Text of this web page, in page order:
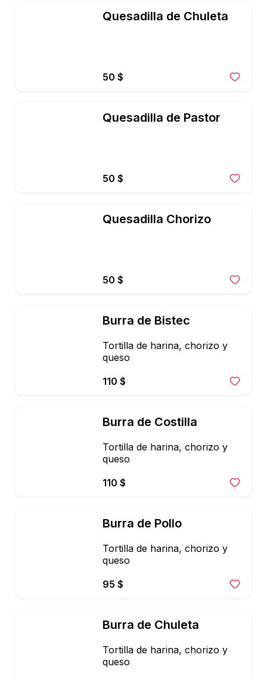
Quesadilla de Chuleta
50 $
Quesadilla de Pastor
50 $
Quesadilla Chorizo
50 $
Burra de Bistec
Tortilla de harina, chorizo y
queso
110 $
Burra de Costilla
Tortilla de harina, chorizo y
queso
110 $
Burra de Pollo
Tortilla de harina, chorizo y
queso
95 $
Burra de Chuleta
Tortilla de harina, chorizo y
queso